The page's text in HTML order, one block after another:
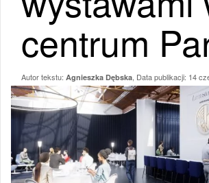
centrum
Autor tekstu: Agnieszka Dębska , Data publikacji: 14